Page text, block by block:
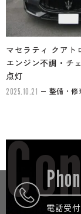
マセラティ クア
エンジン不調・チ
点灯
2025.10.21 整備・修
電話受